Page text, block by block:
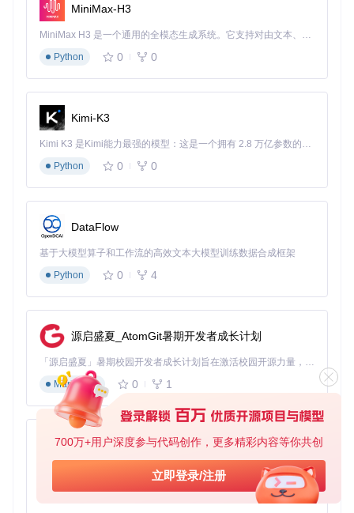
700万+用户深度参与代码创作，更多精彩内容等你共创
立即登录/注册
MiniMax-H3
MiniMax H3 是一个通用的全模态生成系统。它支持对由文本、图像、视频和音频组成的多模态上下文进行统一理解，并能生成分辨率高达 2K、时长可达 15 秒的带原生立体声音频的视频。得益于面向任务泛化的系统设计，H3 在预训练阶段就已具备广泛的多模态上下文理解与生成能力，能够出色地执行复杂的多模态指令。
Python
0 0
Kimi-K3
Kimi K3 是Kimi能力最强的模型：这是一个拥有 2.8 万亿参数的混合专家（MoE）模型，具备原生视觉理解能力，并支持 100 万 token 的上下文窗口。
Python
0 0
DataFlow
基于大模型算子和工作流的高效文本大模型训练数据合成框架
Python
0 4
源启盛夏_AtomGit暑期开发者成长计划
「源启盛夏」暑期校园开发者成长计划旨在激活校园开源力量，通过积分激励、认证扶持、资源倾斜等形式，引导高校组织和开发者完成「入驻 — 建项目 — 做贡献 — 获认证 — 得资源」的完整闭环。无论你是想带领社团入驻平台的组织者，还是希望用代码贡献证明自己的开发者，都能在这里找到属于你的成长路径。
Markdown
0 1
py-xiaozhi
基于Python的Xiaozhi AI，适用于想要完整Xiaozhi体验而无需拥有专用硬件的用户。
Python
0 1